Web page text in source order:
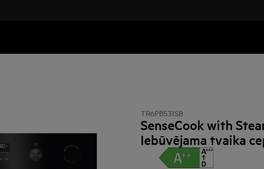
TR6PB531SB
SenseCook with
Iebūvējama tvaika